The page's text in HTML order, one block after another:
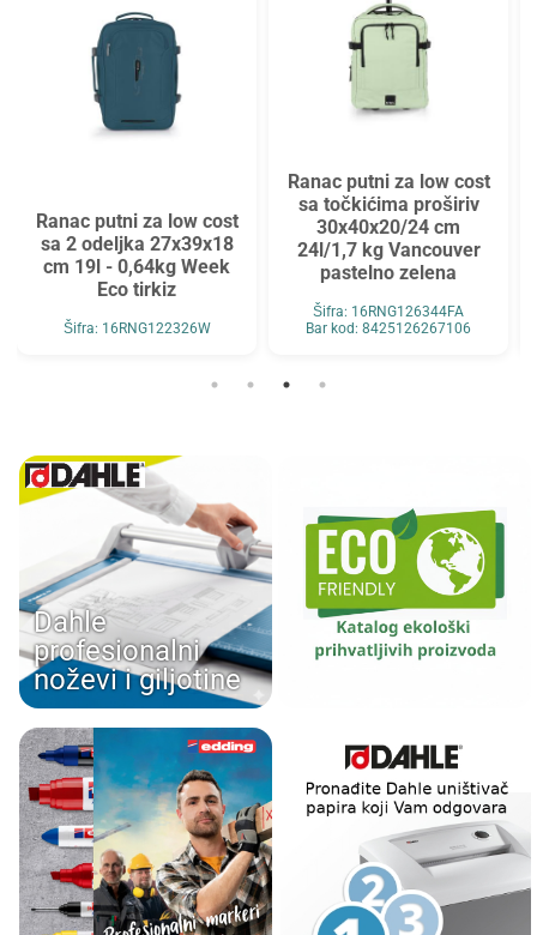
Ranac putni za low cost
sa 2 odeljka 27x39x18
cm 19l - 0,64kg Week
Eco tirkiz
Šifra: 16RNG122326W
Ranac putni za low cost
sa točkićima proširiv
30x40x20/24 cm
24l/1,7 kg Vancouver
pastelno zelena
Šifra: 16RNG126344FA
Bar kod: 8425126267106
Dahle
profesionalni
noževi i giljotine